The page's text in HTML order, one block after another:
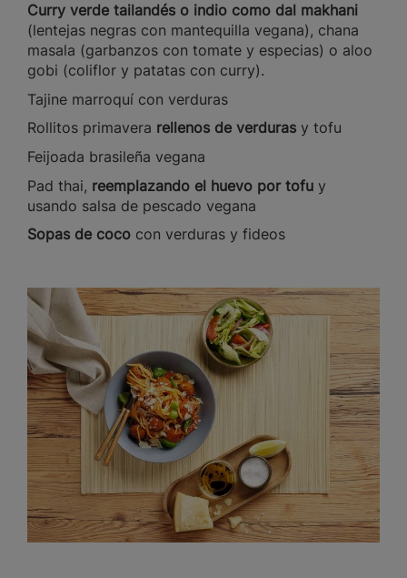
Curry verde tailandés o indio como dal makhani
(lentejas negras con mantequilla vegana), chana
masala (garbanzos con tomate y especias) o aloo
gobi (coliflor y patatas con curry).
Tajine marroquí con verduras
Rollitos primavera rellenos de verduras y tofu
Feijoada brasileña vegana
Pad thai, reemplazando el huevo por tofu y
usando salsa de pescado vegana
Sopas de coco con verduras y fideos